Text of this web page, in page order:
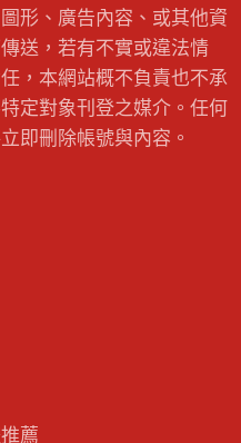
形、廣告內容、或其他資
送，若有不實或違法情
，本網站概不負責也不承
定對象刊登之媒介。任何
即刪除帳號與內容。
推薦